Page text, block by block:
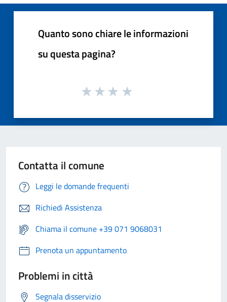
Quanto sono chiare le informazioni
su questa pagina?
Contatta il comune
Leggi le domande frequenti
Richiedi Assistenza
Chiama il comune +39 071 9068031
Prenota un appuntamento
Problemi in città
Segnala disservizio